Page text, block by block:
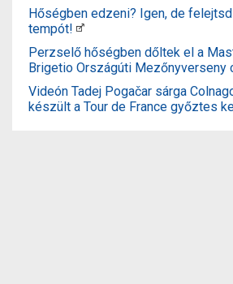
Hőségben edzeni? Igen, de
tempót!
Perzselő hőségben dőltek el a
Brigetio Országúti Mezőnyverseny
Videón Tadej Pogačar sárga
készült a Tour de France győztes